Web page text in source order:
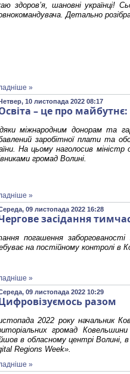
здоровʼя, шановні українці!
Детально
»
10 листопада 2022 08:17
– це про
міжнародним донорам та
заробітної плати та
На цьому наголосив
громад Волині.
»
09 листопада 2022 16:28
засідання
погашення заборгованості
на постійному контролі в
»
09 листопада 2022 10:29
разом
2022 року начальник
громад
в обласному центрі Волині, в
Regions Week».
»